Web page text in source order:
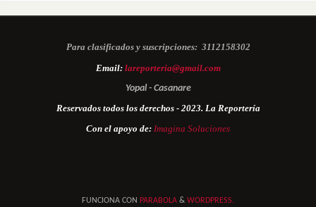
Para clasificados y suscripciones: 3112158302
Email: lareporteria@gmail.com
Yopal - Casanare
Reservados todos los derechos - 2023. La Reportería
Con el apoyo de: Imagina Soluciones
FUNCIONA CON PARABOLA & WORDPRESS.